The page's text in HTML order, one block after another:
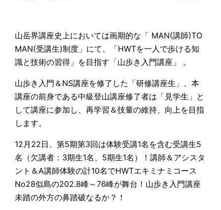
山岳界講座史上においては画期的な「 MAN(講師)TO
MAN(受講生)制度」にて、「HWTを一人で歩ける知
識と技術の習得」を目指す「山歩き入門講座」 。
山歩き入門＆NS講座を修了した「研修講座生」、本
講座の前身である中級登山講座修了者は「見学生」と
して講座に参加し、再学習＆技量の維持、向上を目指
します。
12月22日、第5期第3回は体験受講1名を含む受講生5
名（欠講者：3期生1名、5期生1名）！講師＆アシスタ
ント＆A講師体験の計10名でHWTエキミナミコース
No28似島の202.8峰～76峰が舞台！山歩き入門講座
未踏の外方の鼻踏破なるか？！